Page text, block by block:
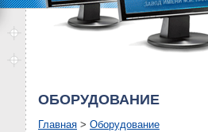
ОБОРУДОВАНИЕ
Главная > Оборудование